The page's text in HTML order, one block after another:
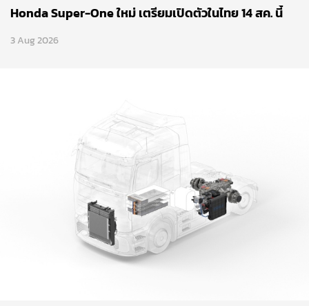
Honda Super-One ใหม่ เตรียมเปิดตัวในไทย 14 สค. นี้
3 Aug 2026